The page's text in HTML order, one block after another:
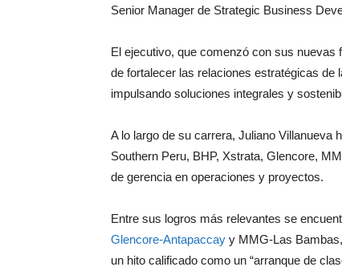
Senior Manager de Strategic Business
El ejecutivo, que comenzó con sus nuevas
de fortalecer las relaciones estratégicas
impulsando soluciones integrales y
A lo largo de su carrera, Juliano Villanueva
Southern Peru, BHP, Xstrata, Glencore,
de gerencia en operaciones y proyectos.
Entre sus logros más relevantes se
Glencore-Antapaccay y MMG-Las
un hito calificado como un “arranque de